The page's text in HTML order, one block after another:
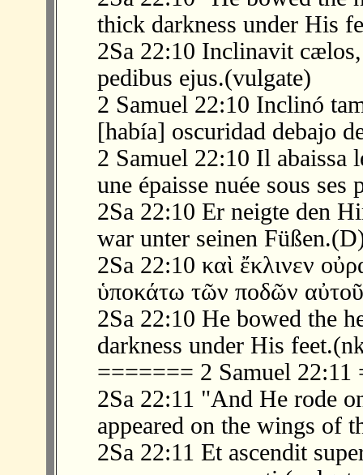
thick darkness under His
2Sa 22:10 Inclinavit
pedibus ejus.(vulgate)
2 Samuel 22:10 Inclinó
[había] oscuridad debajo
2 Samuel 22:10 Il abaissa
une épaisse nuée sous ses
2Sa 22:10 Er neigte den
war unter seinen
2Sa 22:10 καὶ ἔκλινεν
ὑποκάτω τῶν ποδῶν
2Sa 22:10 He bowed the
darkness under His
======= 2 Samuel
2Sa 22:11 "And He rode
appeared on the wings of
2Sa 22:11 Et ascendit